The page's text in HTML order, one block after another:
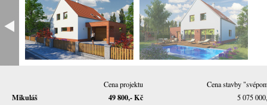
Cena projektu Cena stavby
Mikuláš 49 800,- Kč
5 075